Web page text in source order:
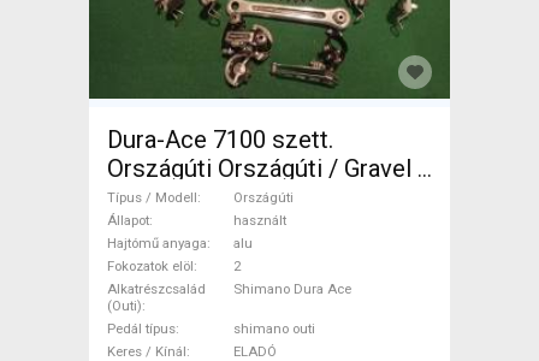
Dura-Ace 7100 szett.
Országúti Országúti / Gravel /
Triatlon Alkatrész, Országúti
Hajtásrendszer Shimano Dura
Ace shimano outi használt
ELADÓ
Típus / Modell
Országúti
Állapot
használt
Hajtómű anyaga
alu
Fokozatok elöl
2
Alkatrészcsalád
(Outi)
Shimano Dura Ace
Pedál típus
shimano outi
Keres / Kínál
ELADÓ